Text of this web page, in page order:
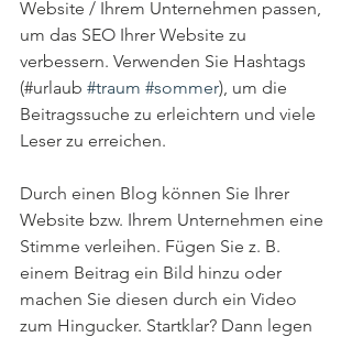
Website / Ihrem Unternehmen passen,
um das SEO Ihrer Website zu
verbessern. Verwenden Sie Hashtags
(#urlaub #traum #sommer), um die
Beitragssuche zu erleichtern und viele
Leser zu erreichen.
Durch einen Blog können Sie Ihrer
Website bzw. Ihrem Unternehmen eine
Stimme verleihen. Fügen Sie z. B.
einem Beitrag ein Bild hinzu oder
machen Sie diesen durch ein Video
zum Hingucker. Startklar? Dann legen